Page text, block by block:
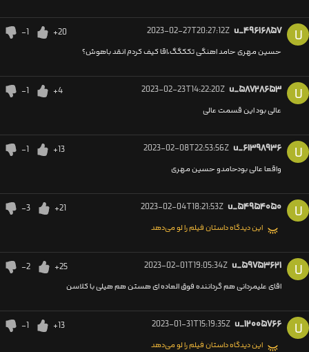
U u_۴۹۶۱۶۸۵۷ 2023-02-27T20:27:12Z
+20
-1
حسین مهری حامد اهنگی تککگگ،اقا کیف کردم انقد باهوش؟
U u_۵۸۷۲۸۶۵۳ 2023-02-23T14:22:20Z
+4
-1
عالی بود این قسمت عالی
U u_۶۱۳۹۸۹۳۶ 2023-02-08T22:53:56Z
+13
-1
واقعا عالی بودحامدو حسین مهری
U u_۵۴۹۵۴۰۵۰ 2023-02-04T18:21:53Z
+21
-3
این دیدگاه داستان فیلم را لو می‌دهد
U u_۵۹۷۵۳۶۲۱ 2023-02-01T19:05:34Z
+25
-2
اقای علیمردانی هم گرداننده فوق العاده ای هستن هم هیلی با کلاسن
U u_۱۲۰۰۵۷۶۶ 2023-01-31T15:19:35Z
+13
-1
این دیدگاه داستان فیلم را لو می‌دهد